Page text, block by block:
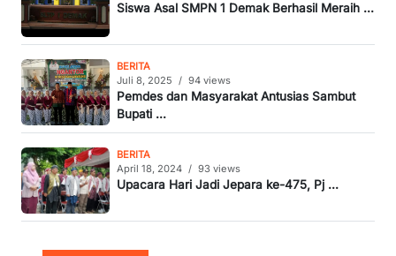
Siswa Asal SMPN 1 Demak Berhasil Meraih ...
BERITA
Juli 8, 2025 / 94 views
Pemdes dan Masyarakat Antusias Sambut
Bupati ...
BERITA
April 18, 2024 / 93 views
Upacara Hari Jadi Jepara ke-475, Pj ...